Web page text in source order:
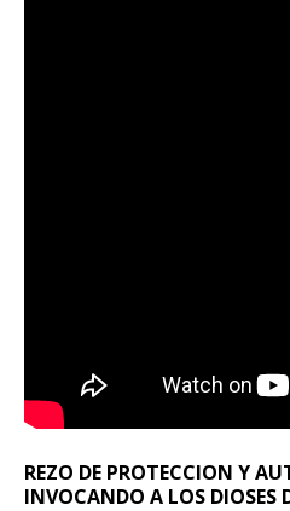
REZO DE PROTECCION Y
INVOCANDO A LOS DIOSES